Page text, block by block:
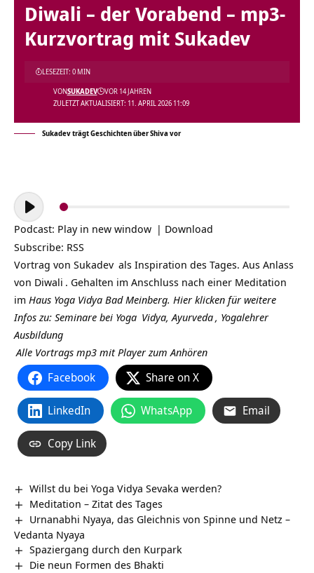
Diwali – der Vorabend – mp3-
Kurzvortrag mit Sukadev
ZULETZT AKTUALISIERT: 11. APRIL 2026 11:09
VONSUKADEV VOR 14 JAHREN
LESEZEIT: 0 MIN
Sukadev trägt Geschichten über Shiva vor
Audio-
Player
Podcast: Play in new window | Download
Subscribe: RSS
Vortrag von Sukadev als Inspiration des Tages. Aus Anlass
von Diwali . Gehalten im Anschluss nach einer Meditation
im Haus Yoga Vidya Bad Meinberg. Hier klicken für weitere
Infos zu: Seminare bei Yoga Vidya,Ayurveda, Yogalehrer
Ausbildung
Alle Vortrags mp3 mit Player zum Anhören
Facebook Share on X
LinkedIn WhatsApp Email
Copy Link
Willst du bei Yoga Vidya Sevaka werden?
Meditation – Zitat des Tages
Urnanabhi Nyaya, das Gleichnis von Spinne und Netz –
Vedanta Nyaya
Spaziergang durch den Kurpark
Die neun Formen des Bhakti